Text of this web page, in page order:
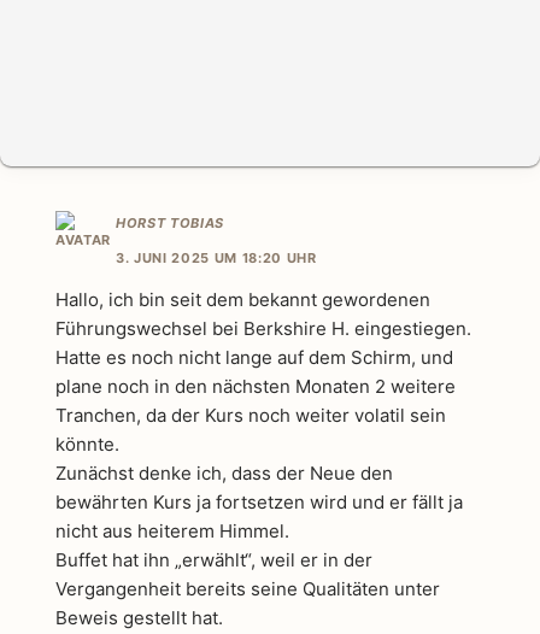
HORST TOBIAS
3. JUNI 2025 UM 18:20 UHR
Hallo, ich bin seit dem bekannt gewordenen
Führungswechsel bei Berkshire H. eingestiegen.
Hatte es noch nicht lange auf dem Schirm, und
plane noch in den nächsten Monaten 2 weitere
Tranchen, da der Kurs noch weiter volatil sein
könnte.
Zunächst denke ich, dass der Neue den
bewährten Kurs ja fortsetzen wird und er fällt ja
nicht aus heiterem Himmel.
Buffet hat ihn „erwählt“, weil er in der
Vergangenheit bereits seine Qualitäten unter
Beweis gestellt hat.